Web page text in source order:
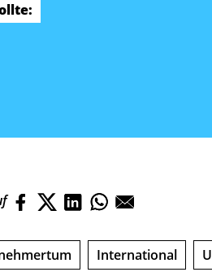
International